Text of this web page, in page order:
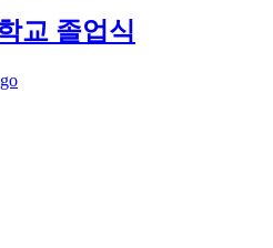
교 졸업식